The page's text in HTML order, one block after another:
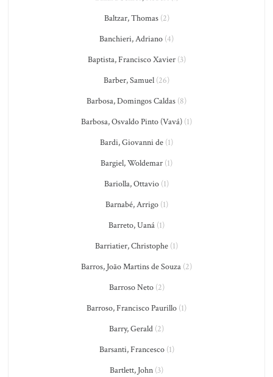
Baltzar, Thomas(2)
Banchieri, Adriano (4)
Baptista, Francisco Xavier(3)
Barber, Samuel (26)
Barbosa, Domingos Caldas (8)
Barbosa, Osvaldo Pinto (Vavá) (1)
Bardi, Giovanni de (1)
Bargiel, Woldemar (1)
Bariolla, Ottavio (1)
Barnabé, Arrigo(1)
Barreto, Uaná (1)
Barriatier, Christophe (1)
Barros, João Martins de Souza (2)
Barroso Neto(2)
Barroso, Francisco Paurillo (1)
Barry, Gerald (2)
Barsanti, Francesco(1)
Bartlett, John (3)